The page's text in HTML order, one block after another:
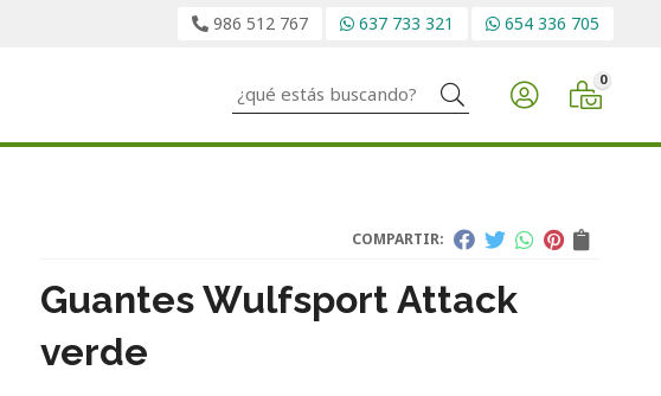
986 512 767 637 733 321 654 336 705
Buscar 0
COMPARTIR:
Guantes Wulfsport Attack
verde